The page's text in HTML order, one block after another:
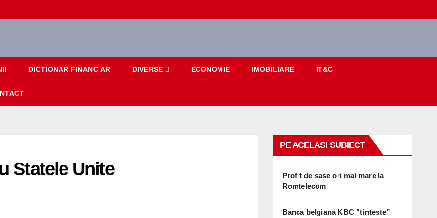
DICTIONAR FINANCIAR DIVERSE ECONOMIE IMOBILIARE IT&C
Statele Unite
PE ACELASI SUBIECT
Profit de sase ori mai mare la
Romtelecom
Banca belgiana KBC “tinteste”